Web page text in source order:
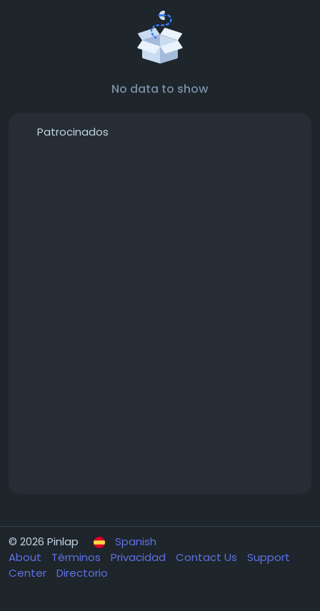
No data to show
Patrocinados
© 2026 Pinlap
Spanish
About
Términos Privacidad Contact Us
Support
Center
Directorio